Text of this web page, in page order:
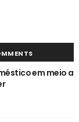
em meio a